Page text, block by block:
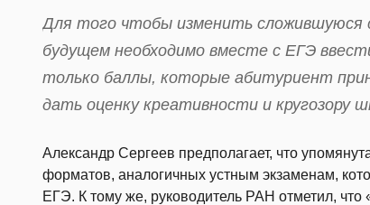
Для того чтобы изменить
будущем необходимо вместе с ЕГЭ
только баллы, которые абитуриент
дать оценку креативности и кругозору
Александр Сергеев предполагает, что
форматов, аналогичных устным экзаменам,
ЕГЭ. К тому же, руководитель РАН отметил,